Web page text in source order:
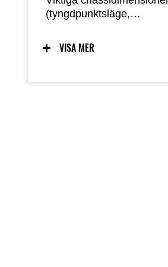
(tyngdpunktsläge,
hjulvinkel, etc)
World Superbike Ninja
VISA MER